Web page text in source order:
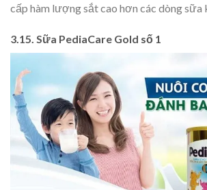
cấp hàm lượng sắt cao hơn các dòng sữa
3.15. Sữa PediaCare Gold số 1